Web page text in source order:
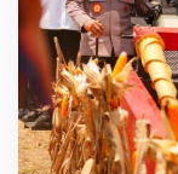
a
r
t
a
l
I
I
I